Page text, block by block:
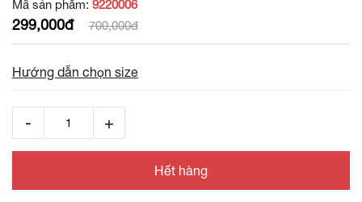
Mã sản phẩm: 9220006
299,000đ 700,000đ
Hướng dẫn chọn size
Hết hàng